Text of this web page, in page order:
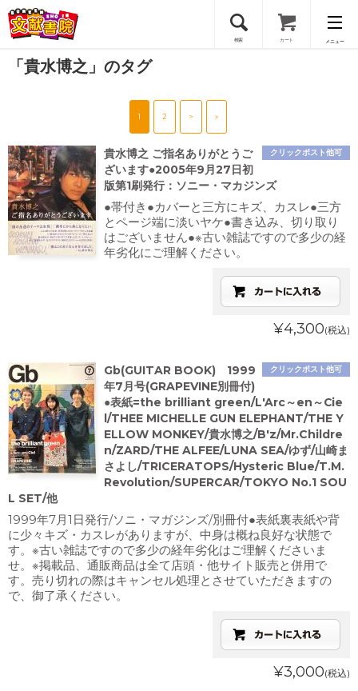
検索 カート メニュー
会員登録
「貴水博之」のタグ
1 2 > »
クリックポスト他可
貴水博之 ご指名ありがとうご
ざいます●2005年9月27日初
版第1刷発行：ソニー・マカジンズ
●帯付き●カバーと三方にキズ、カスレ●三方
とページ端に淡いヤケ●書き込み、切り取り
はございません●※古い雑誌ですので多少の経
年劣化にご理解ください。
¥4,300(税込)
クリックポスト他可
Gb(GUITAR BOOK) 1999
年7月号(GRAPEVINE別冊付)
●表紙=the brilliant green/L'Arc～en～Cie
l/THEE MICHELLE GUN ELEPHANT/THE Y
ELLOW MONKEY/貴水博之/B'z/Mr.Childre
n/ZARD/THE ALFEE/LUNA SEA/ゆず/山崎ま
さよし/TRICERATOPS/Hysteric Blue/T.M.
Revolution/SUPERCAR/TOKYO No.1 SOU
L SET/他
1999年7月1日発行/ソニ・マガジンズ/別冊付●表紙裏表紙や背
に少々キズ・カスレがありますが、中身は概ね良好な状態で
す。※古い雑誌ですので多少の経年劣化はご理解くださいま
せ。※掲載品、通販商品は全て店頭・他サイト販売と併用で
す。売り切れの際はキャンセル処理とさせていただきますの
で、御了承ください。
¥3,000(税込)